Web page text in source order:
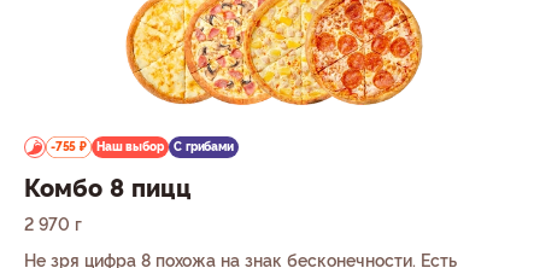
-755 ₽ Наш выбор С грибами
Комбо 8 пицц
2 970 г
Не зря цифра 8 похожа на знак бесконечности. Есть